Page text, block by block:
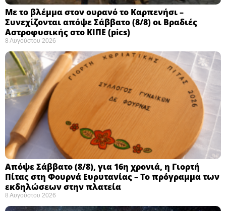
Με το βλέμμα στον ουρανό το Καρπενήσι –
Συνεχίζονται απόψε Σάββατο (8/8) οι Βραδιές
Αστροφυσικής στο ΚΙΠΕ (pics)
8 Αυγούστου 2026
Απόψε Σάββατο (8/8), για 16η χρονιά, η Γιορτή
Πίτας στη Φουρνά Ευρυτανίας – Το πρόγραμμα των
εκδηλώσεων στην πλατεία
8 Αυγούστου 2026